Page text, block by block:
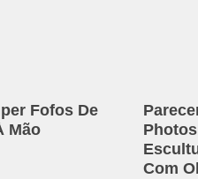
Fofos De
Mão
Com